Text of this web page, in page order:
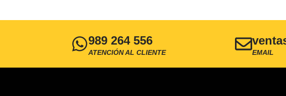
989 264 556
ATENCIÓN AL CLIENTE EMAIL